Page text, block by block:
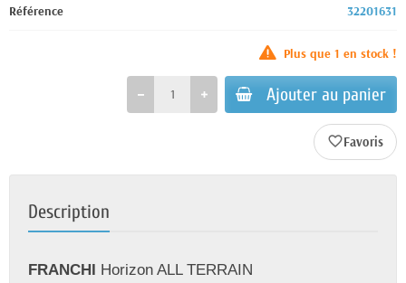
Référence 32201631
Plus que 1 en stock !
Ajouter au panier
favorite_border
Description
FRANCHI Horizon ALL TERRAIN